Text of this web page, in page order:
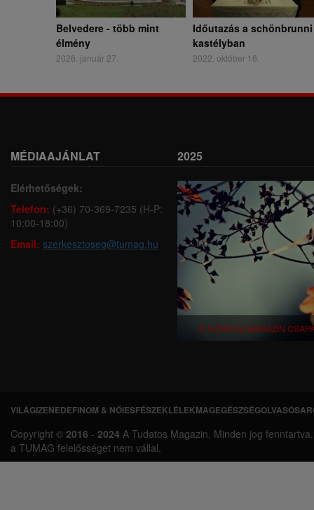
Belvedere - több mint
élmény
2026. január 27.
Időutazás a schönbrunni
kastélyban
2022. október 16.
MÉDIAAJÁNLAT
Elérhetőségek:
Telefon: (+36) 70-369-7235 (H-P:
10:00-18:00)
Email: szerkesztoseg@tumag.hu
2025
A TUDATOS MAGAZIN
L
á
VILÁGIZENEDEFINOM & NŐIESFÉSZEKLÉLEKMAGEGÉSZSÉG
Copyright © 2016 - 2024 A Tudatos Magazin. Minden jog
a TUMAG felelősséget nem vállal.